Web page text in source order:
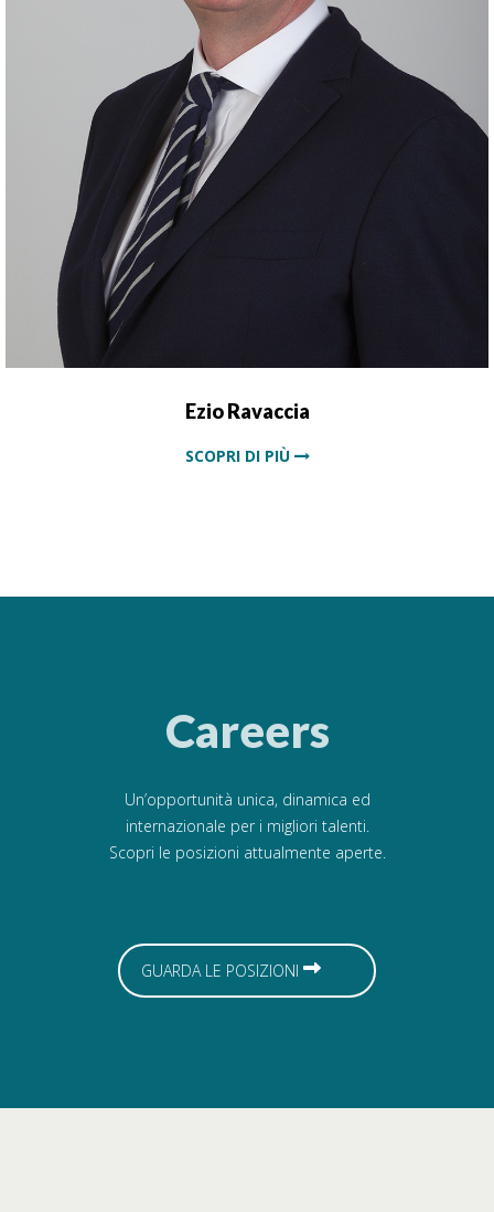
EZIO RAVACCIA
Chief Financial Officer
Laureato in Economia all’Università Commerciale
Luigi Bocconi di Milano, è iscritto all’ordine dei
commercialisti dal 1994.
Ezio Ravaccia
SCOPRI DI PIÙ
Careers
Un’opportunità unica, dinamica ed
internazionale per i migliori talenti.
Scopri le posizioni attualmente aperte.
GUARDA LE POSIZIONI